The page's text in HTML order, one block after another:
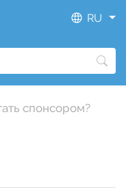
RU
спонсором?